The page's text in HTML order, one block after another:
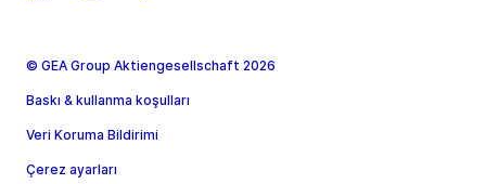
© GEA Group Aktiengesellschaft 2026
Baskı & kullanma koşulları
Veri Koruma Bildirimi
Çerez ayarları